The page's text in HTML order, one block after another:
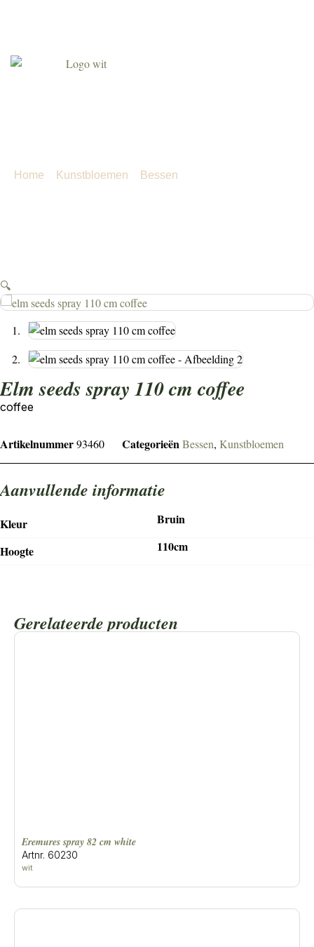
Home Kunstbloemen Bessen
🔍
elm seeds spray 110 cm coffee
coffee
Artikelnummer93460 CategorieënBessen, Kunstbloemen
Aanvullende informatie
Kleur
Bruin
Hoogte
110cm
Gerelateerde producten
eremures spray 82 cm white
Artnr. 60230
wit